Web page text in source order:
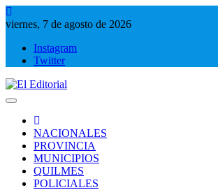
Saltar
al
viernes, 7 de agosto de 2026
Instagram
Twitter
NACIONALES
PROVINCIA
MUNICIPIOS
QUILMES
POLICIALES